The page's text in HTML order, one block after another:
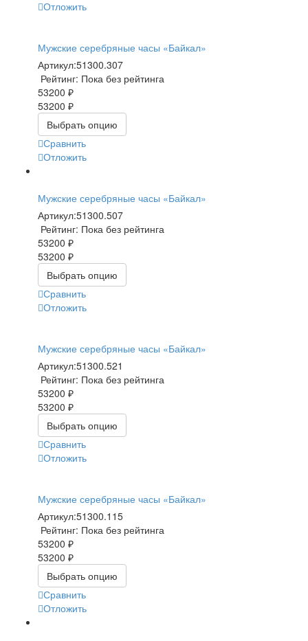
Отложить
Мужские серебряные часы «Байкал»
Артикул:51300.307
Рейтинг: Пока без рейтинга
53200 ₽
53200 ₽
Выбрать опцию
Сравнить
Отложить
Мужские серебряные часы «Байкал»
Артикул:51300.507
Рейтинг: Пока без рейтинга
53200 ₽
53200 ₽
Выбрать опцию
Сравнить
Отложить
Мужские серебряные часы «Байкал»
Артикул:51300.521
Рейтинг: Пока без рейтинга
53200 ₽
53200 ₽
Выбрать опцию
Сравнить
Отложить
Мужские серебряные часы «Байкал»
Артикул:51300.115
Рейтинг: Пока без рейтинга
53200 ₽
53200 ₽
Выбрать опцию
Сравнить
Отложить